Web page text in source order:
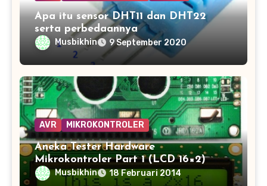
Apa itu sensor DHT11 dan DHT22
serta perbedaannya
Musbikhin 9 September 2020
AVR MIKROKONTROLER
Aneka Tester Hardware
Mikrokontroler Part 1 (LCD 16×2)
Musbikhin 18 Februari 2014